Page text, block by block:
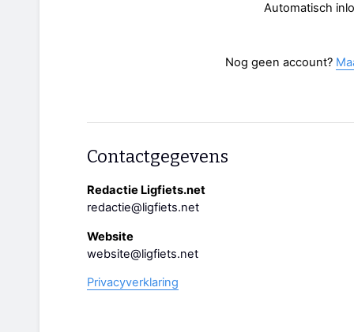
Automatisch
Nog geen account?
Contactgegevens
Redactie Ligfiets.net
redactie@ligfiets.net
Website
website@ligfiets.net
Privacyverklaring